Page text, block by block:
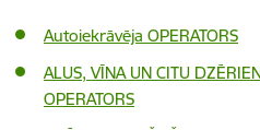
Autoiekrāvēja OPERATORS
ALUS, VĪNA UN CITU
OPERATORS